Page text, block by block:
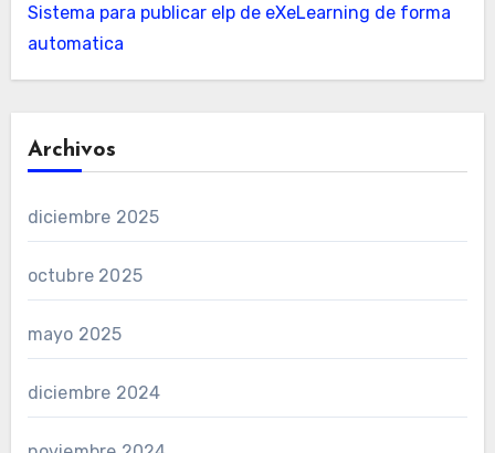
Sistema para publicar elp de eXeLearning de forma
automatica
Archivos
diciembre 2025
octubre 2025
mayo 2025
diciembre 2024